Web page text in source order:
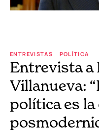
ENTREVISTAS POLÍTICA
Entrevista a
Villanueva:
política es la